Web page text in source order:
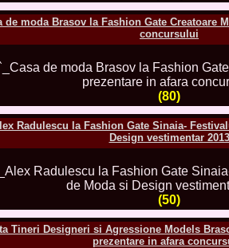
de moda Brasov la Fashion Gate Creatoare
concursului
(80)
Radulescu la Fashion Gate Sinaia-
Design vestimentar 2013
(50)
Tineri Designeri si Agressione Models
prezentare in afara